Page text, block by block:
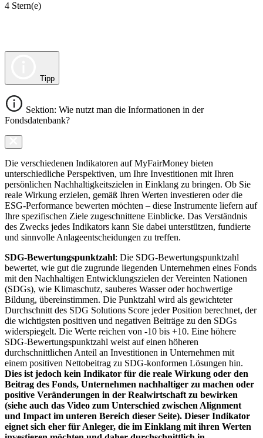
4 Stern(e)
Tipp
Sektion: Wie nutzt man die Informationen in der
Fondsdatenbank?
Die verschiedenen Indikatoren auf MyFairMoney bieten
unterschiedliche Perspektiven, um Ihre Investitionen mit Ihren
persönlichen Nachhaltigkeitszielen in Einklang zu bringen. Ob Sie
reale Wirkung erzielen, gemäß Ihren Werten investieren oder die
ESG-Performance bewerten möchten – diese Instrumente liefern auf
Ihre spezifischen Ziele zugeschnittene Einblicke. Das Verständnis
des Zwecks jedes Indikators kann Sie dabei unterstützen, fundierte
und sinnvolle Anlageentscheidungen zu treffen.
SDG-Bewertungspunktzahl: Die SDG-Bewertungspunktzahl
bewertet, wie gut die zugrunde liegenden Unternehmen eines Fonds
mit den Nachhaltigen Entwicklungszielen der Vereinten Nationen
(SDGs), wie Klimaschutz, sauberes Wasser oder hochwertige
Bildung, übereinstimmen. Die Punktzahl wird als gewichteter
Durchschnitt des SDG Solutions Score jeder Position berechnet, der
die wichtigsten positiven und negativen Beiträge zu den SDGs
widerspiegelt. Die Werte reichen von -10 bis +10. Eine höhere
SDG-Bewertungspunktzahl weist auf einen höheren
durchschnittlichen Anteil an Investitionen in Unternehmen mit
einem positiven Nettobeitrag zu SDG-konformen Lösungen hin.
Dies ist jedoch kein Indikator für die reale Wirkung oder den
Beitrag des Fonds, Unternehmen nachhaltiger zu machen oder
positive Veränderungen in der Realwirtschaft zu bewirken
(siehe auch das Video zum Unterschied zwischen Alignment
und Impact im unteren Bereich dieser Seite). Dieser Indikator
eignet sich eher für Anleger, die im Einklang mit ihren Werten